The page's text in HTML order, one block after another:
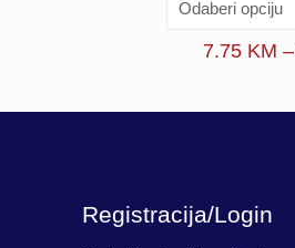
7.75 KM –
Registracija/Login